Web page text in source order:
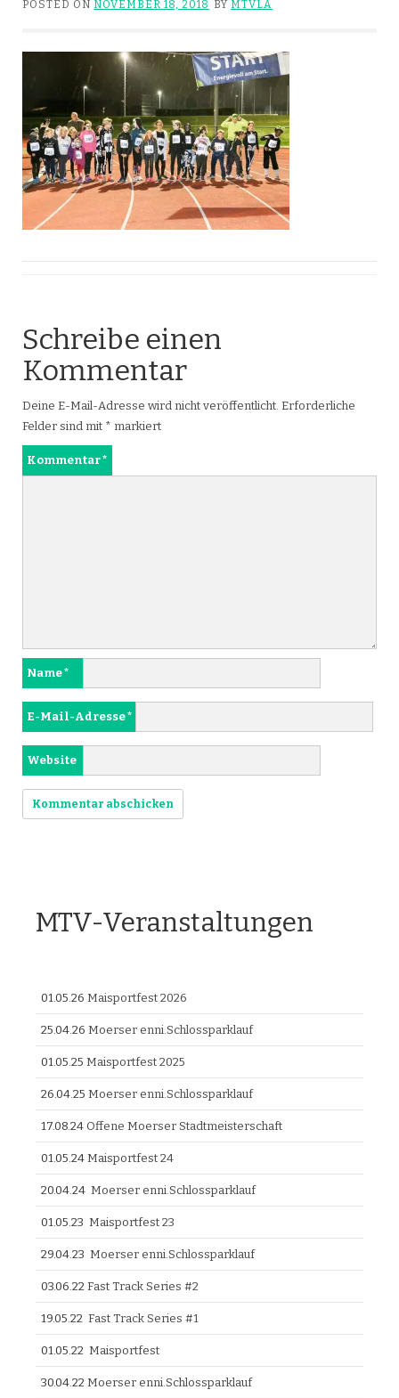
POSTED ON NOVEMBER 18, 2018 BY MTVLA
Schreibe einen
Kommentar
Deine E-Mail-Adresse wird nicht veröffentlicht. Erforderliche
Felder sind mit * markiert
Kommentar*
Name*
E-Mail-Adresse*
Website
MTV-Veranstaltungen
01.05.26 Maisportfest 2026
25.04.26 Moerser enni.Schlossparklauf
01.05.25 Maisportfest 2025
26.04.25 Moerser enni.Schlossparklauf
17.08.24 Offene Moerser Stadtmeisterschaft
01.05.24 Maisportfest 24
20.04.24 Moerser enni.Schlossparklauf
01.05.23 Maisportfest 23
29.04.23 Moerser enni.Schlossparklauf
03.06.22 Fast Track Series #2
19.05.22 Fast Track Series #1
01.05.22 Maisportfest
30.04.22 Moerser enni.Schlossparklauf